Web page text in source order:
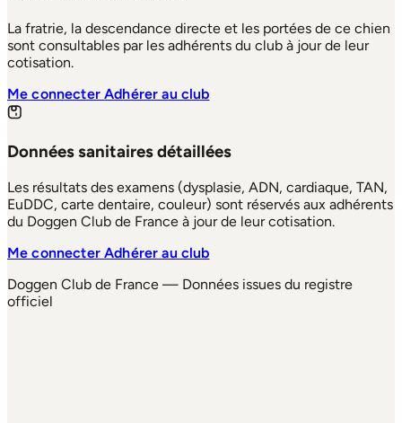
La fratrie, la descendance directe et les portées de ce chien
sont consultables par les adhérents du club à jour de leur
cotisation.
Me connecterAdhérer au club
Données sanitaires détaillées
Les résultats des examens (dysplasie, ADN, cardiaque, TAN,
EuDDC, carte dentaire, couleur) sont réservés aux adhérents
du Doggen Club de France à jour de leur cotisation.
Me connecterAdhérer au club
Doggen Club de France — Données issues du registre
officiel